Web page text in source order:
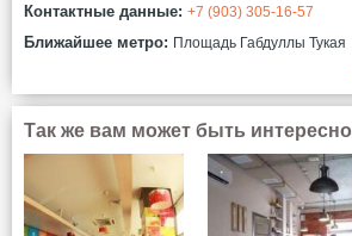
Контактные данные: +7 (903) 305-16-57
Ближайшее метро: Площадь Габдуллы Тукая
Так же вам может быть интересно